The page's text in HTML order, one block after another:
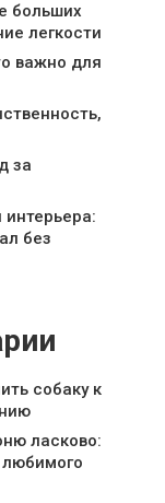
больших
легкости
важно для
за
без
собаку к
ласково: